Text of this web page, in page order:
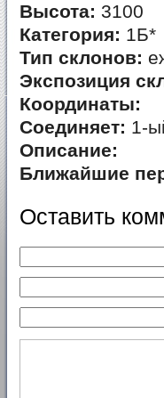
Высота: 3100
Категория: 1Б*
Тип склонов:
Экспозиция
Координаты:
Соединяет: 1-
Описание:
Ближайшие
Оставить